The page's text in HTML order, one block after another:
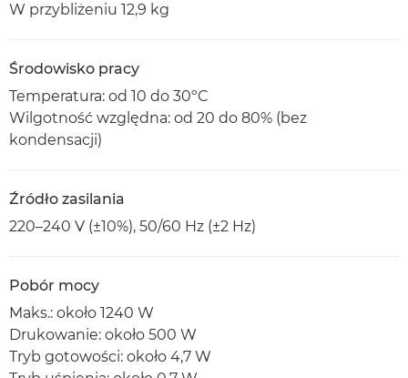
W przybliżeniu 12,9 kg
Środowisko pracy
Temperatura: od 10 do 30ºC
Wilgotność względna: od 20 do 80% (bez
kondensacji)
Źródło zasilania
220–240 V (±10%), 50/60 Hz (±2 Hz)
Pobór mocy
Maks.: około 1240 W
Drukowanie: około 500 W
Tryb gotowości: około 4,7 W